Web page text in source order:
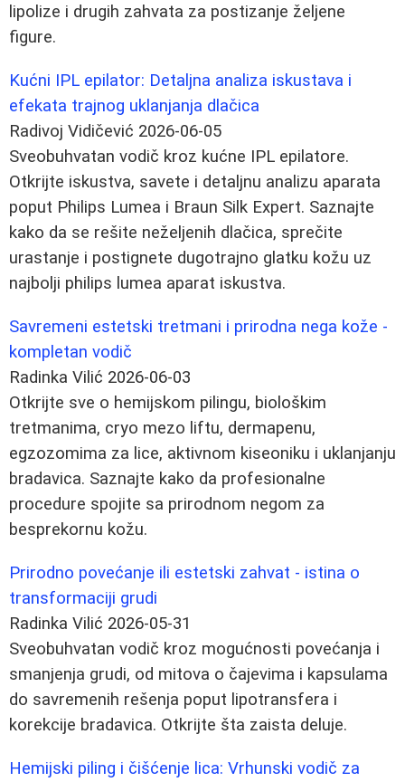
lipolize i drugih zahvata za postizanje željene
figure.
Kućni IPL epilator: Detaljna analiza iskustava i
efekata trajnog uklanjanja dlačica
Radivoj Vidičević 2026-06-05
Sveobuhvatan vodič kroz kućne IPL epilatore.
Otkrijte iskustva, savete i detaljnu analizu aparata
poput Philips Lumea i Braun Silk Expert. Saznajte
kako da se rešite neželjenih dlačica, sprečite
urastanje i postignete dugotrajno glatku kožu uz
najbolji philips lumea aparat iskustva.
Savremeni estetski tretmani i prirodna nega kože -
kompletan vodič
Radinka Vilić 2026-06-03
Otkrijte sve o hemijskom pilingu, biološkim
tretmanima, cryo mezo liftu, dermapenu,
egzozomima za lice, aktivnom kiseoniku i uklanjanju
bradavica. Saznajte kako da profesionalne
procedure spojite sa prirodnom negom za
besprekornu kožu.
Prirodno povećanje ili estetski zahvat - istina o
transformaciji grudi
Radinka Vilić 2026-05-31
Sveobuhvatan vodič kroz mogućnosti povećanja i
smanjenja grudi, od mitova o čajevima i kapsulama
do savremenih rešenja poput lipotransfera i
korekcije bradavica. Otkrijte šta zaista deluje.
Hemijski piling i čišćenje lica: Vrhunski vodič za